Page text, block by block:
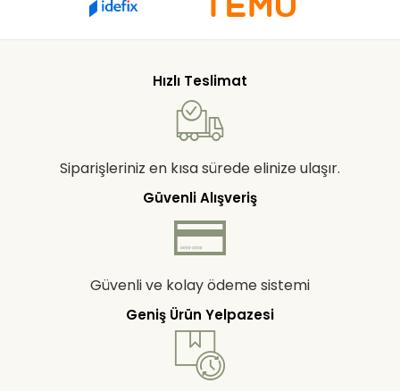
Hızlı Teslimat
Siparişleriniz en kısa sürede elinize ulaşır.
Güvenli Alışveriş
Güvenli ve kolay ödeme sistemi
Geniş Ürün Yelpazesi